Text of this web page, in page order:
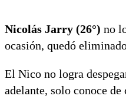
Nicolás Jarry (26°) no
ocasión, quedó
El Nico no logra
adelante, solo conoce